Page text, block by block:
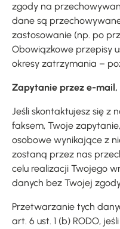
zgody na
dane są
zastosowanie (np. po
Obowiązkowe przepisy
okresy zatrzymania –
Zapytanie przez e-
Jeśli skontaktujesz się z
faksem, Twoje
osobowe wynikające z
zostaną przez nas
celu realizacji Twojego
danych bez Twojej
Przetwarzanie tych
art. 6 ust. 1 (b) RODO,